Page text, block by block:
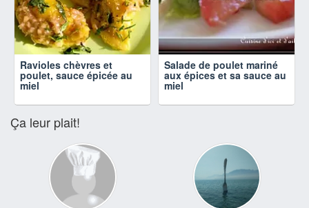
Ravioles chèvres et
poulet, sauce épicée au
miel
Salade de poulet mariné
aux épices et sa sauce au
miel
Ça leur plait!